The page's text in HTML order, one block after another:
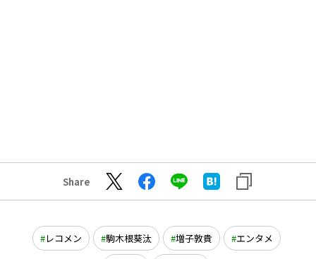
Share
レコメン 駒木根葵汰 増子敦貴 エンタメ